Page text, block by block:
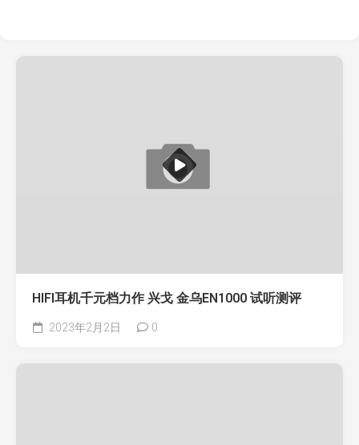
HIFI耳机千元档力作 兴戈 金乌EN1000 试听测评
2023年2月2日 0